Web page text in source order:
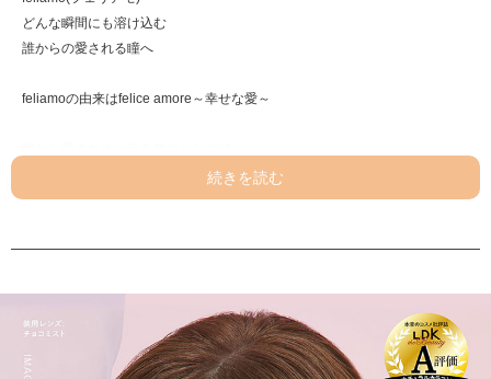
どんな瞬間にも溶け込む
誰からの愛される瞳へ
feliamoの由来はfelice amore～幸せな愛～
オンも、オフも、特別な日も。
誰からも愛される瞳に。
抜け感のあるチョコカラーと
こっそりフチでピュア感たっぷりの裸眼風レンズ。